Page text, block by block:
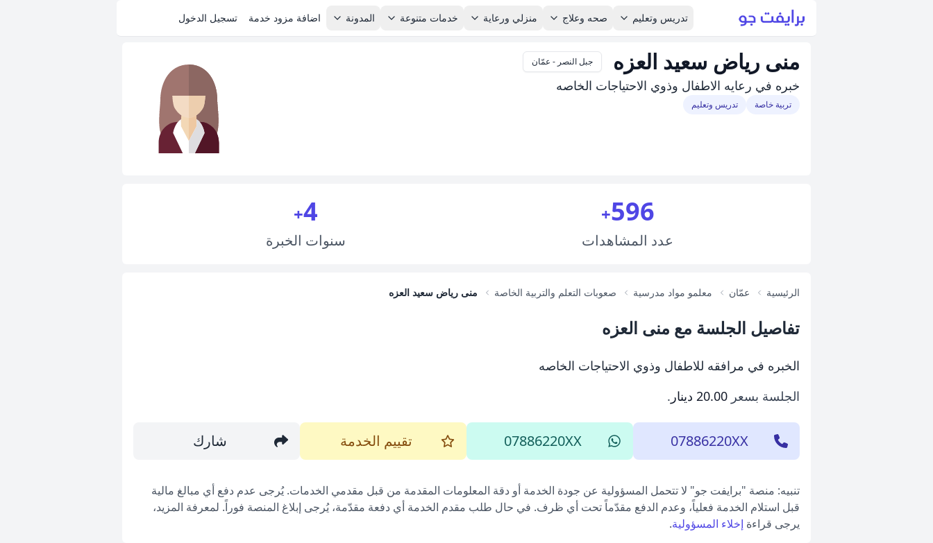
تدريس وتعليم صحه وعلاج منزلي ورعاية خدمات متنوعة المدونة اضافة مزود خدمة تسجيل الدخول
منى رياض سعيد العزه جبل النصر - عمّان
خبره في رعايه الاطفال وذوي الاحتياجات الخاصه
تربية خاصة تدريس وتعليم
596
+
عدد المشاهدات
4
+
سنوات الخبرة
الرئيسية عمّان معلمو مواد مدرسية صعوبات التعلم والتربية الخاصة منى رياض سعيد العزه
تفاصيل الجلسة مع منى العزه
الخبره في مرافقه للاطفال وذوي الاحتياجات الخاصه
الجلسة بسعر 20.00 دينار .
07886220XX
07886220XX تقييم الخدمة شارك
تنبيه: منصة "برايفت جو" لا تتحمل المسؤولية عن جودة الخدمة أو دقة المعلومات المقدمة من قبل مقدمي الخدمات. يُرجى عدم دفع أي مبالغ مالية
قبل استلام الخدمة فعلياً، وعدم الدفع مقدّماً تحت أي ظرف. في حال طلب مقدم الخدمة أي دفعة مقدّمة، يُرجى إبلاغ المنصة فوراً. لمعرفة المزيد،
يرجى قراءة إخلاء المسؤولية.